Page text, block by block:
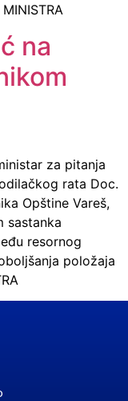
na
za pitanja
rata Doc.
Opštine Vareš,
sastanka
resornog
položaja